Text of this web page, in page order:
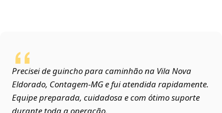
Precisei de guincho para caminhão na Vila Nova
Eldorado, Contagem‑MG e fui atendida rapidamente.
Equipe preparada, cuidadosa e com ótimo suporte